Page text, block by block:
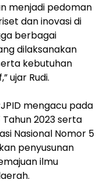
menjadi pedoman
dan inovasi di
berbagai
dilaksanakan
kebutuhan
ujar Rudi.
mengacu pada
2023 serta
Nasional Nomor 5
penyusunan
ilmu